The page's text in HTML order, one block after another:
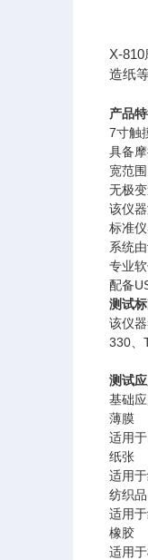
X-
造纸
产品
7寸触
具备
宽范
无极
该仪
标准
系统
专业
配备
测试
该仪
330、
测试
基础
薄
适用
纸
适用
纺织
适用
橡
适用